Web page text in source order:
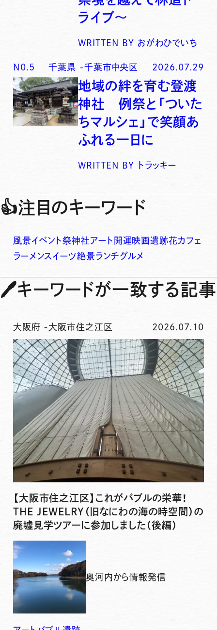
ライブ〜
WRITTEN BY おがわひでいち
N0. 5 千葉県 -千葉市中央区 2026.07.29
地域の絆を育む登渡
神社 例祭と「ついた
ちマルシェ」で笑顔あ
ふれる一日に
WRITTEN BY トラッキー
👍注目のキーワード
風景イベント祭神社アート 開運映画遺跡花カフェ
ラーメンスイーツ絶景ランチグルメ
🖊キーワードが一致する記事
大阪府 -大阪市住之江区 2026.07.10
【大阪市住之江区】これがバブルの栄華！
THE JEWELRY（旧なにわの海の時空間）の
廃墟見学ツアーに参加しました（後編）
奥河内から情報発信